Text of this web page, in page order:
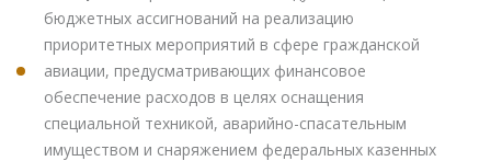
бюджетных ассигнований на реализацию
приоритетных мероприятий в сфере гражданской
авиации, предусматривающих финансовое
обеспечение расходов в целях оснащения
специальной техникой, аварийно-спасательным
имуществом и снаряжением федеральных казенных